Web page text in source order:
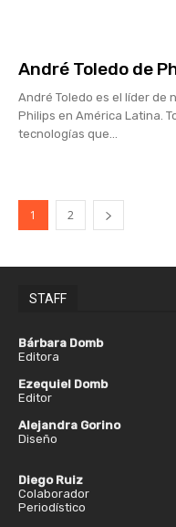
André Toledo de
André Toledo es el líder de
Philips en América Latina.
tecnologías que...
1 2
STAFF
Bárbara Domb
Editora
Ezequiel Domb
Editor
Alejandra Gorino
Diseño
Diego Ruiz
Colaborador
Periodístico